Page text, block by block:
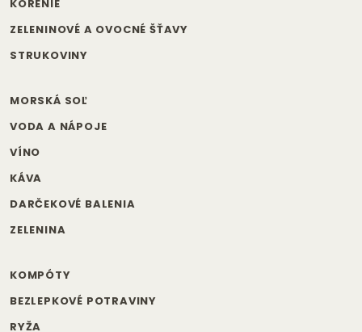
KORENIE
ZELENINOVÉ A OVOCNÉ ŠŤAVY
STRUKOVINY
MORSKÁ SOĽ
VODA A NÁPOJE
VÍNO
KÁVA
DARČEKOVÉ BALENIA
ZELENINA
KOMPÓTY
BEZLEPKOVÉ POTRAVINY
RYŽA